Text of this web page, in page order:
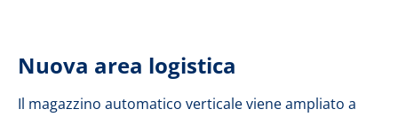
Nuova area logistica
Il magazzino automatico verticale viene ampliato a